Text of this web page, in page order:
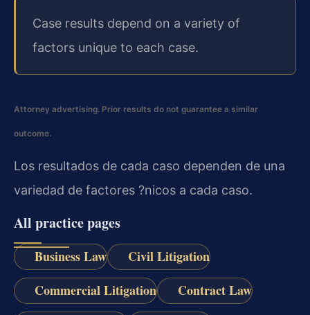
Case results depend on a variety of
factors unique to each case.
Attorney advertising. Prior results do not guarantee a similar
outcome.
Los resultados de cada caso dependen de una
variedad de factores ?nicos a cada caso.
All practice pages
Business Law
Civil Litigation
Commercial Litigation
Contract Law